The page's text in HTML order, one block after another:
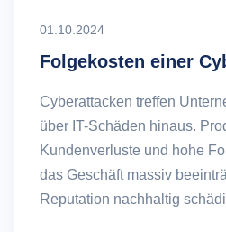
01.10.2024
Folgekosten einer
Cyberattacken treffen
über IT-Schäden hinaus.
Kundenverluste und hohe
das Geschäft massiv
Reputation nachhaltig